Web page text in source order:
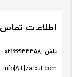
اطلاعات تماس
info[AT]zarcut.com
تلفن: 02166933358